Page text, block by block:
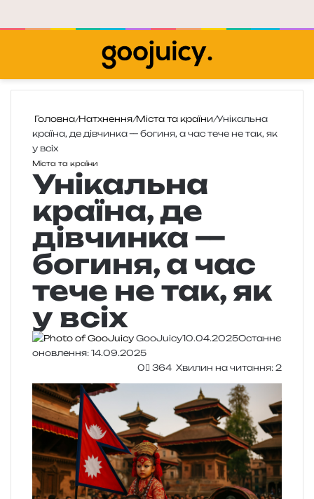
Головна/Натхнення/Міста та країни/Унікальна
країна, де дівчинка — богиня, а час тече не так, як
у всіх
Міста та країни
Унікальна
країна, де
дівчинка —
богиня, а час
тече не так, як
у всіх
GooJuicy10.04.2025Останнє
оновлення: 14.09.2025
0
364 Хвилин на читання: 2